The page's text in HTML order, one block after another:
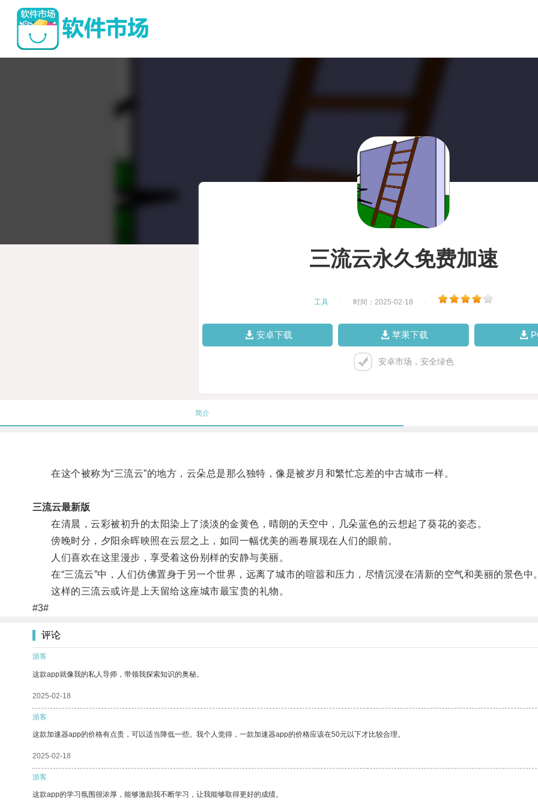
三流云永久免费加速
工具 时间：2025-02-18
安卓下载 苹果下载
安卓市场，安全绿色
简介
在这个被称为“三流云”的地方，云朵总是那么独特，像是被岁月和繁忙忘差的中古城市一样。
三流云最新版
在清晨，云彩被初升的太阳染上了淡淡的金黄色，晴朗的天空中，几朵蓝色的云想起了葵花的姿态。
傍晚时分，夕阳余晖映照在云层之上，如同一幅优美的画卷展现在人们的眼前。
人们喜欢在这里漫步，享受着这份别样的安静与美丽。
在“三流云”中，人们仿佛置身于另一个世界，远离了城市的喧嚣和压力，尽情沉浸在清新的空气和美丽的景色中。
这样的三流云或许是上天留给这座城市最宝贵的礼物。
#3#
评论
游客
这款app就像我的私人导师，带领我探索知识的奥秘。
2025-02-18
游客
这款加速器app的价格有点贵，可以适当降低一些。我个人觉得，一款加速器app的价格应该在50元以下才比较合理。
2025-02-18
游客
这款app的学习氛围很浓厚，能够激励我不断学习，让我能够取得更好的成绩。